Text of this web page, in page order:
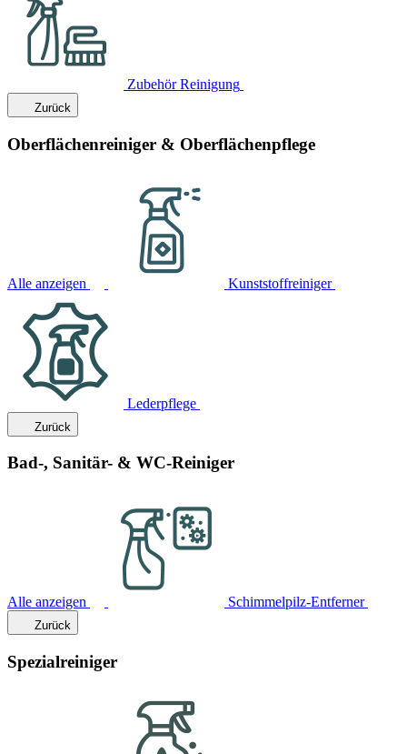
Zubehör Reinigung
Zurück
Oberflächenreiniger & Oberflächenpflege
Alle anzeigen Kunststoffreiniger
Lederpflege
Zurück
Bad-, Sanitär- & WC-Reiniger
Alle anzeigen Schimmelpilz-Entferner
Zurück
Spezialreiniger